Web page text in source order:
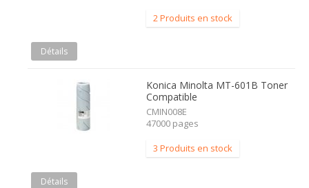
2 Produits en stock
Détails
Konica Minolta MT-601B Toner
Compatible
CMIN008E
47000 pages
3 Produits en stock
Détails